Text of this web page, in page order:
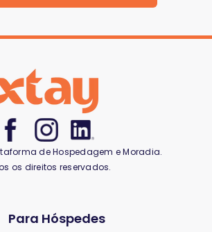
de Hospedagem e Moradia.
os direitos reservados.
Para Hóspedes